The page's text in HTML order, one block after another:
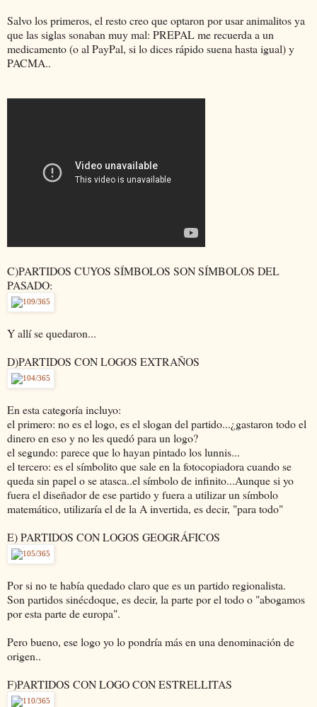
Salvo los primeros, el resto creo que optaron por usar animalitos ya
que las siglas sonaban muy mal: PREPAL me recuerda a un
medicamento (o al PayPal, si lo dices rápido suena hasta igual) y
PACMA..
C)PARTIDOS CUYOS SÍMBOLOS SON SÍMBOLOS DEL
PASADO:
Y allí se quedaron...
D)PARTIDOS CON LOGOS EXTRAÑOS
En esta categoría incluyo:
el primero: no es el logo, es el slogan del partido...¿gastaron todo el
dinero en eso y no les quedó para un logo?
el segundo: parece que lo hayan pintado los lunnis...
el tercero: es el símbolito que sale en la fotocopiadora cuando se
queda sin papel o se atasca..el símbolo de infinito...Aunque si yo
fuera el diseñador de ese partido y fuera a utilizar un símbolo
matemático, utilizaría el de la A invertida, es decir, "para todo"
E) PARTIDOS CON LOGOS GEOGRÁFICOS
Por si no te había quedado claro que es un partido regionalista.
Son partidos sinécdoque, es decir, la parte por el todo o "abogamos
por esta parte de europa".
Pero bueno, ese logo yo lo pondría más en una denominación de
origen..
F)PARTIDOS CON LOGO CON ESTRELLITAS